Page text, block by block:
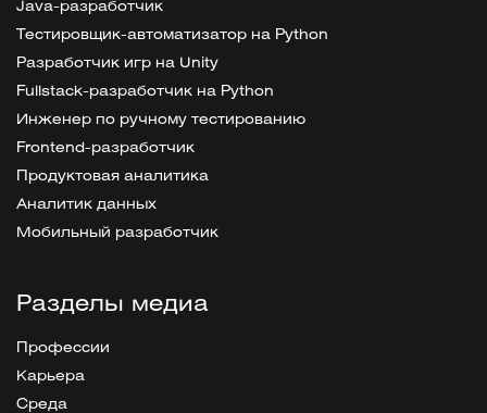
Java-разработчик
Тестировщик-автоматизатор на Python
Разработчик игр на Unity
Fullstack-разработчик на Python
Инженер по ручному тестированию
Frontend-разработчик
Продуктовая аналитика
Аналитик данных
Мобильный разработчик
Разделы медиа
Профессии
Карьера
Среда